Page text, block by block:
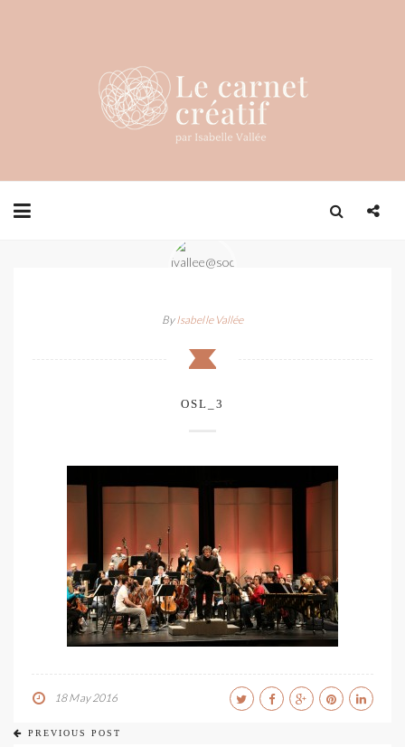
ByIsabelle Vallée
OSL_3
18 May 2016
PREVIOUS POST